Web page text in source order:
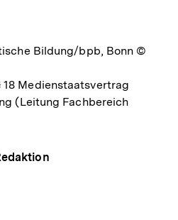
Bildung/bpb, Bonn ©
Medienstaatsvertrag
(Leitung Fachbereich